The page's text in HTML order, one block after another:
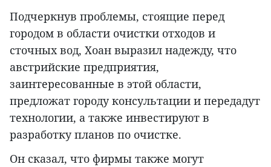
Подчеркнув проблемы, стоящие перед
городом в области очистки отходов и
сточных вод, Хоан выразил надежду, что
австрийские предприятия,
заинтересованные в этой области,
предложат городу консультации и передадут
технологии, а также инвестируют в
разработку планов по очистке.
Он сказал, что фирмы также могут